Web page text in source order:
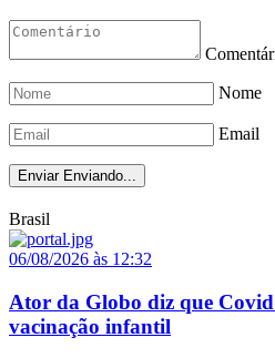
Nome
Email
Enviar Enviando...
Brasil
06/08/2026 às 12:32
Ator da Globo diz que
vacinação infantil